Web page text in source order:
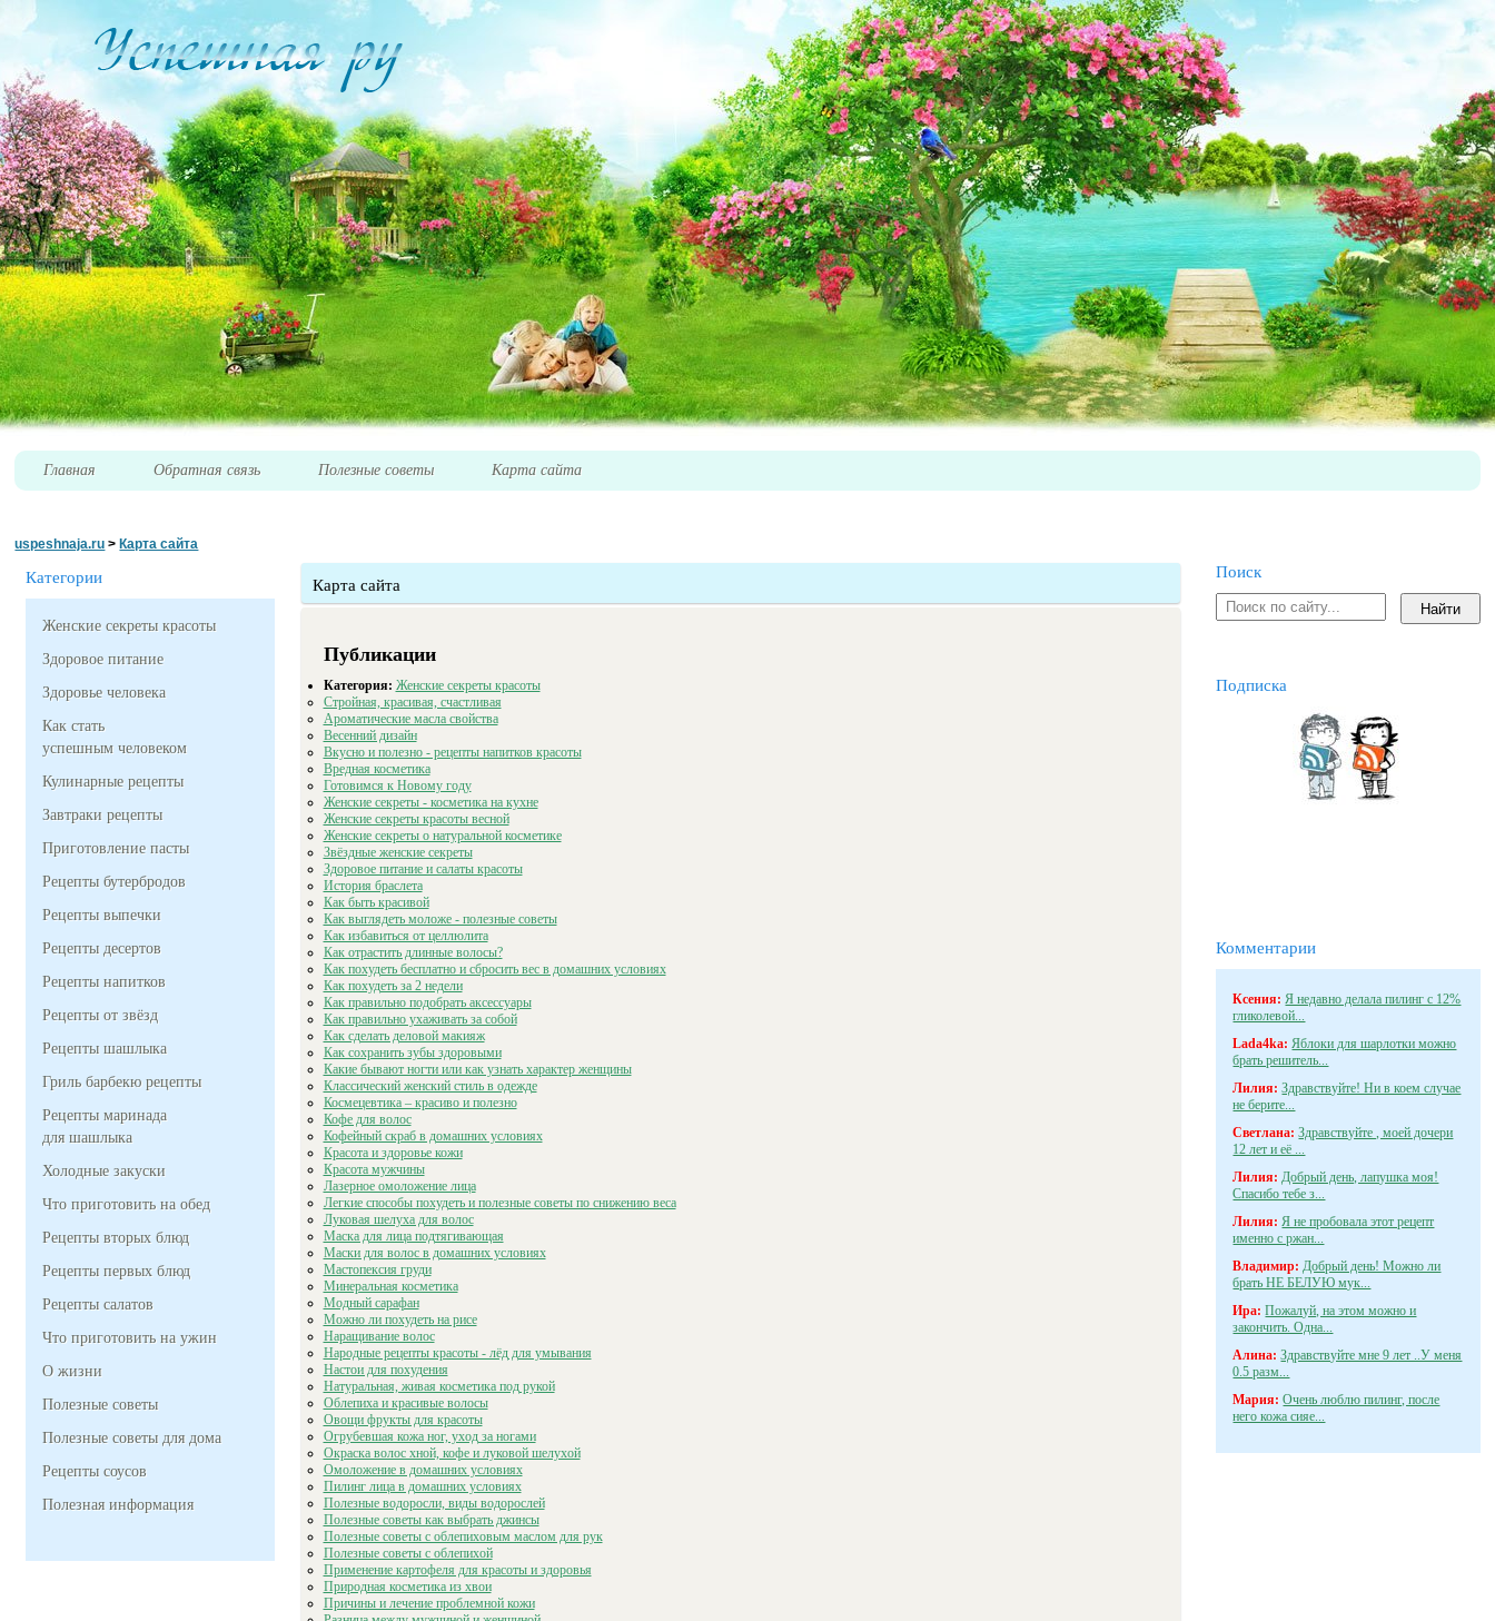
Главная Обратная связь Полезные советы Карта сайта
uspeshnaja.ru > Карта сайта
Категории
Женские секреты красоты
Здоровое питание
Здоровье человека
Как стать
успешным человеком
Кулинарные рецепты
Завтраки рецепты
Приготовление пасты
Рецепты бутербродов
Рецепты выпечки
Рецепты десертов
Рецепты напитков
Рецепты от звёзд
Рецепты шашлыка
Гриль барбекю рецепты
Рецепты маринада
для шашлыка
Холодные закуски
Что приготовить на обед
Рецепты вторых блюд
Рецепты первых блюд
Рецепты салатов
Что приготовить на ужин
О жизни
Полезные советы
Полезные советы для дома
Рецепты соусов
Полезная информация
Карта сайта
Публикации
Категория: Женские секреты красоты
Cтройная, красивая, счастливая
Ароматические масла свойства
Весенний дизайн
Вкусно и полезно - рецепты напитков красоты
Вредная косметика
Готовимся к Новому году
Женские секреты - косметика на кухне
Женские секреты красоты весной
Женские секреты о натуральной косметике
Звёздные женские секреты
Здоровое питание и салаты красоты
История браслета
Как быть красивой
Как выглядеть моложе - полезные советы
Как избавиться от целлюлита
Как отрастить длинные волосы?
Как похудеть бесплатно и сбросить вес в домашних условиях
Как похудеть за 2 недели
Как правильно подобрать аксессуары
Как правильно ухаживать за собой
Как сделать деловой макияж
Как сохранить зубы здоровыми
Какие бывают ногти или как узнать характер женщины
Классический женский стиль в одежде
Космецевтика – красиво и полезно
Кофе для волос
Кофейный скраб в домашних условиях
Красота и здоровье кожи
Красота мужчины
Лазерное омоложение лица
Легкие способы похудеть и полезные советы по снижению веса
Луковая шелуха для волос
Маска для лица подтягивающая
Маски для волос в домашних условиях
Мастопексия груди
Минеральная косметика
Модный сарафан
Можно ли похудеть на рисе
Наращивание волос
Народные рецепты красоты - лёд для умывания
Настои для похудения
Натуральная, живая косметика под рукой
Облепиха и красивые волосы
Овощи фрукты для красоты
Огрубевшая кожа ног, уход за ногами
Окраска волос хной, кофе и луковой шелухой
Омоложение в домашних условиях
Пилинг лица в домашних условиях
Полезные водоросли, виды водорослей
Полезные советы как выбрать джинсы
Полезные советы с облепиховым маслом для рук
Полезные советы с облепихой
Применение картофеля для красоты и здоровья
Природная косметика из хвои
Причины и лечение проблемной кожи
Поиск
Подписка
Комментарии
Ксения: Я недавно делала пилинг с 12%
гликолевой...
Lada4ka: Яблоки для шарлотки можно
брать решитель...
Лилия: Здравствуйте! Ни в коем случае
не берите...
Светлана: Здравствуйте , моей дочери
12 лет и её ...
Лилия: Добрый день, лапушка моя!
Спасибо тебе з...
Лилия: Я не пробовала этот рецепт
именно с ржан...
Владимир: Добрый день! Можно ли
брать НЕ БЕЛУЮ мук...
Ира: Пожалуй, на этом можно и
закончить. Одна...
Алина: Здравствуйте мне 9 лет ..У меня
0.5 разм...
Мария: Очень люблю пилинг, после
него кожа сияе...